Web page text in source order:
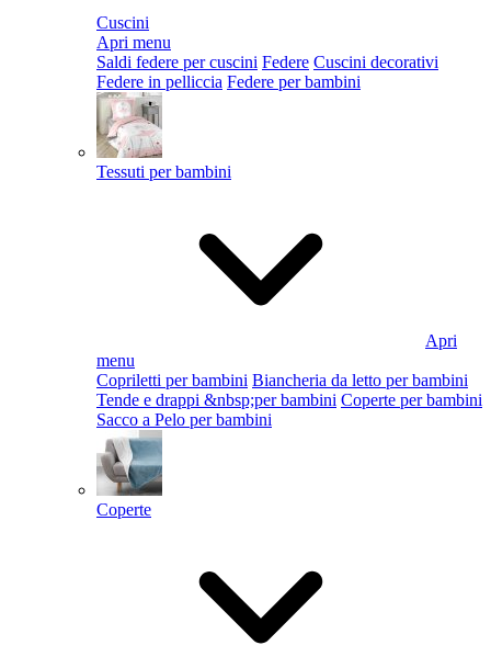
Cuscini
Apri menu
Saldi federe per cuscini Federe Cuscini decorativi
Federe in pelliccia Federe per bambini
Tessuti per bambini
Apri
menu
Copriletti per bambini Biancheria da letto per bambini
Tende e drappi &nbsp;per bambini Coperte per bambini
Sacco a Pelo per bambini
Coperte